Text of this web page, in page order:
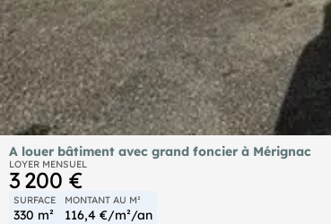
A louer bâtiment avec grand foncier à Mérignac
LOYER MENSUEL
3 200 €
SURFACE
330 m²
MONTANT AU M²
116,4 €/m²/an